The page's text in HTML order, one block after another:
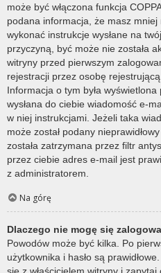
może być włączona funkcja
podana informacja, że masz
wykonać instrukcje wysłane na
przyczyną, być może nie została
witryny przed pierwszym
rejestracji przez osobę
Informacja o tym była
wysłana do ciebie wiadomość e-
w niej instrukcjami. Jeżeli taka
może został podany
została zatrzymana przez filtr
przez ciebie adres e-mail jest
z administratorem.
Na górę
Dlaczego nie mogę się
Powodów może być kilka. Po
użytkownika i hasło są